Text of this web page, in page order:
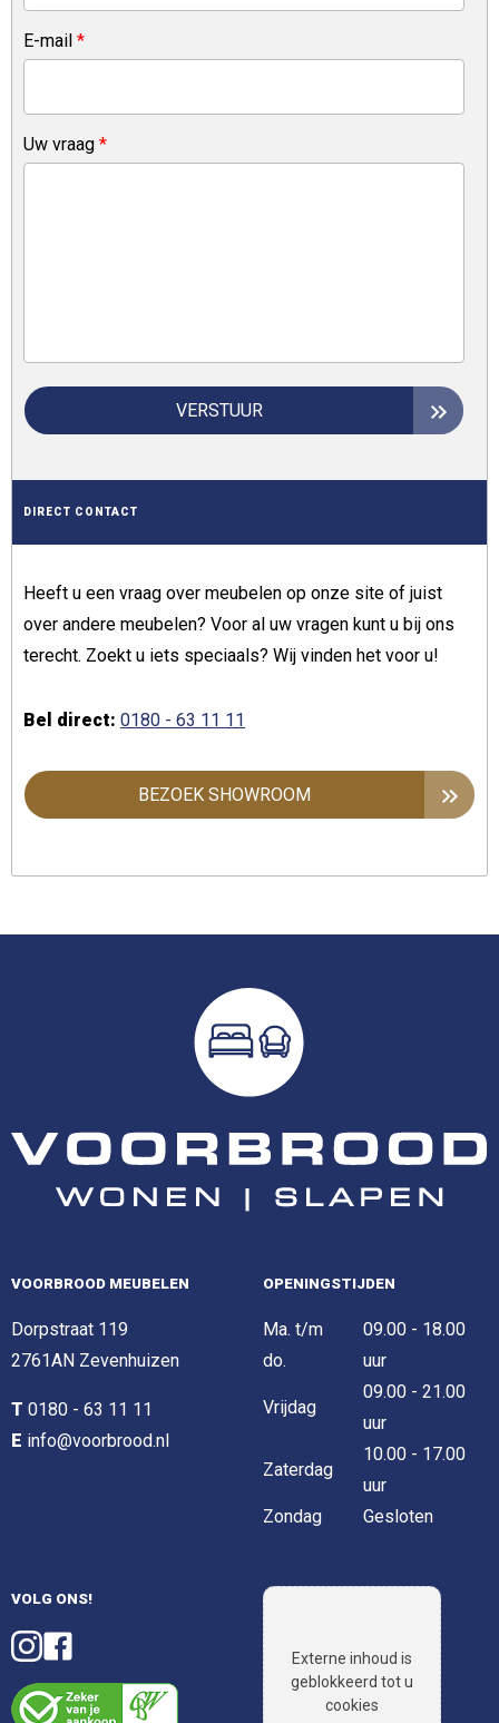
E-mail *
Uw vraag *
VERSTUUR
DIRECT CONTACT
Heeft u een vraag over meubelen op onze site of juist
over andere meubelen? Voor al uw vragen kunt u bij ons
terecht. Zoekt u iets speciaals? Wij vinden het voor u!
Bel direct: 0180 - 63 11 11
BEZOEK SHOWROOM
VOORBROOD MEUBELEN
Dorpstraat 119
2761AN Zevenhuizen
T 0180 - 63 11 11
E info@voorbrood.nl
OPENINGSTIJDEN
Ma. t/m
do.
09.00 - 18.00
uur
Vrijdag
09.00 - 21.00
uur
Zaterdag
10.00 - 17.00
uur
Zondag
Gesloten
VOLG ONS!
Externe inhoud is
geblokkeerd tot u
cookies